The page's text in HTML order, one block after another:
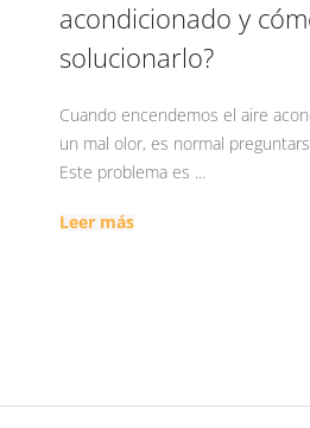
acondicionado y
solucionarlo?
Cuando encendemos el aire
un mal olor, es normal
Este problema es ...
Leer más